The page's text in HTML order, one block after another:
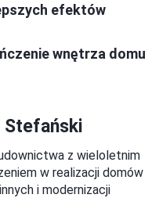
efektów
wnętrza domu
Stefański
z wieloletnim
w realizacji domów
i modernizacji